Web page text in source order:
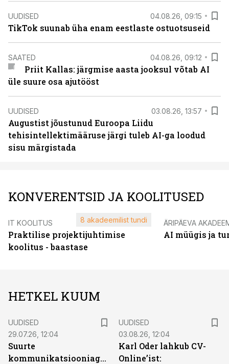
UUDISED 04.08.26, 09:15
TikTok suunab üha enam eestlaste ostuotsuseid
SAATED 04.08.26, 09:12
Priit Kallas: järgmise aasta jooksul võtab AI
üle suure osa ajutööst
UUDISED 03.08.26, 13:57
Augustist jõustunud Euroopa Liidu
tehisintellektimääruse järgi tuleb AI-ga loodud
sisu märgistada
KONVERENTSID JA KOOLITUSED
IT KOOLITUS
Praktilise projektijuhtimise
koolitus - baastase
8 akadeemilist tundi ÄRIPÄEVA
AI müügis ja
HETKEL KUUM
UUDISED
29.07.26, 12:04
Suurte
kommunikatsiooniagentuuride
UUDISED
03.08.26, 12:04
Karl Oder lahkub CV-
Online’ist: